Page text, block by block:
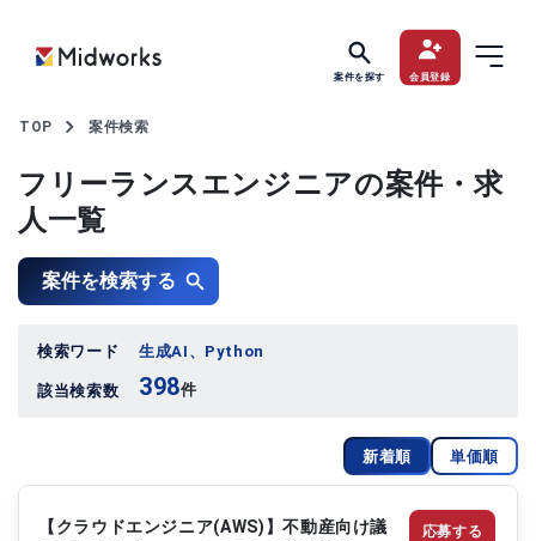
案件を探す 会員登録
TOP 案件検索
フリーランスエンジニアの案件・求
人一覧
案件を検索する
検索ワード 生成AI、Python
該当検索数 398件
新着順 単価順
【クラウドエンジニア(AWS)】不動産向け議
応募する